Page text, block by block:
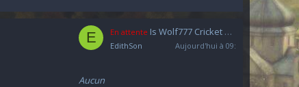
E En attente Is Wolf777 Cricket a Reliable Platform for Fantasy Cricket and Online Gaming in India?
EdithSon Aujourd'hui à 09:53
Aucun